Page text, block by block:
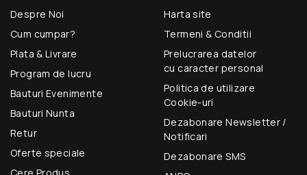
Despre Noi
Cum cumpar?
Plata & Livrare
Program de lucru
Bauturi Evenimente
Bauturi Nunta
Retur
Oferte speciale
Harta site
Termeni & Conditii
Prelucrarea datelor
cu caracter personal
Politica de utilizare
Cookie-uri
Dezabonare Newsletter /
Notificari
Dezabonare SMS